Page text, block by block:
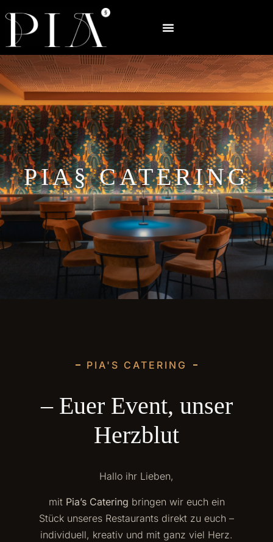
PIA§ CATERING
PIA'S CATERING
– Euer Event, unser
Herzblut
Hallo ihr Lieben,
mit Pia’s Catering bringen wir euch ein
Stück unseres Restaurants direkt zu euch –
individuell, kreativ und mit ganz viel Herz.